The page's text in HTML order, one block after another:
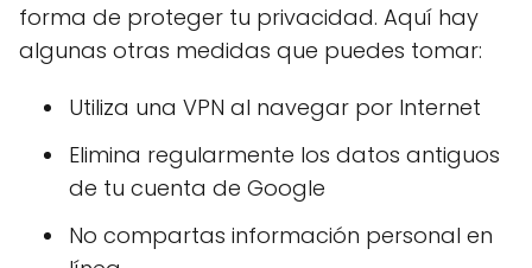
forma de proteger tu privacidad. Aquí hay
algunas otras medidas que puedes tomar:
Utiliza una VPN al navegar por Internet
Elimina regularmente los datos antiguos
de tu cuenta de Google
No compartas información personal en